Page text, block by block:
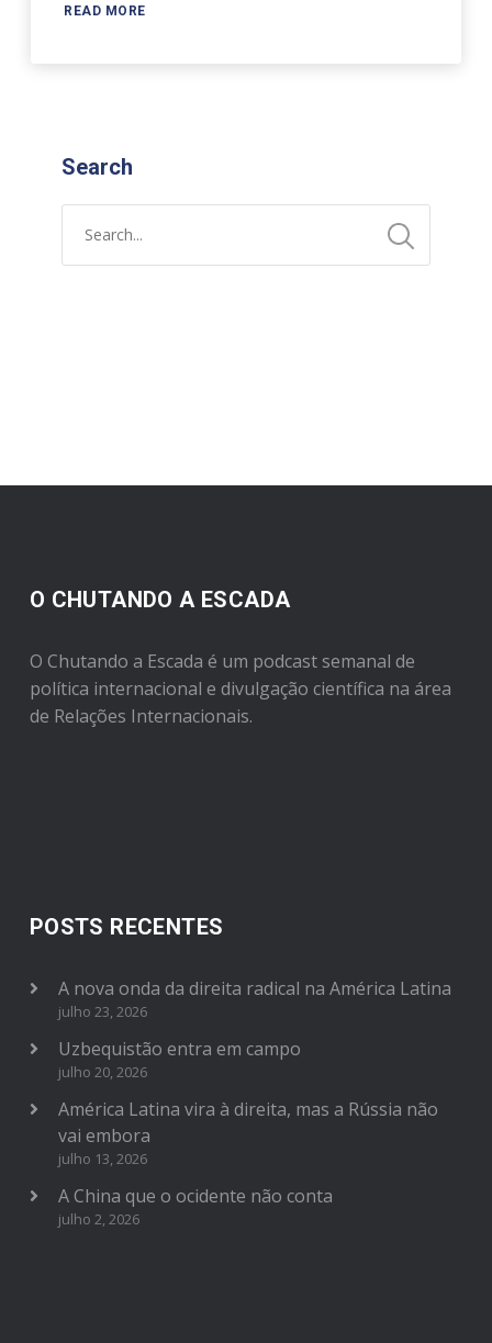
READ MORE
Search
O CHUTANDO A ESCADA
O Chutando a Escada é um podcast semanal de
política internacional e divulgação científica na área
de Relações Internacionais.
POSTS RECENTES
A nova onda da direita radical na América Latina
julho 23, 2026
Uzbequistão entra em campo
julho 20, 2026
América Latina vira à direita, mas a Rússia não
vai embora
julho 13, 2026
A China que o ocidente não conta
julho 2, 2026